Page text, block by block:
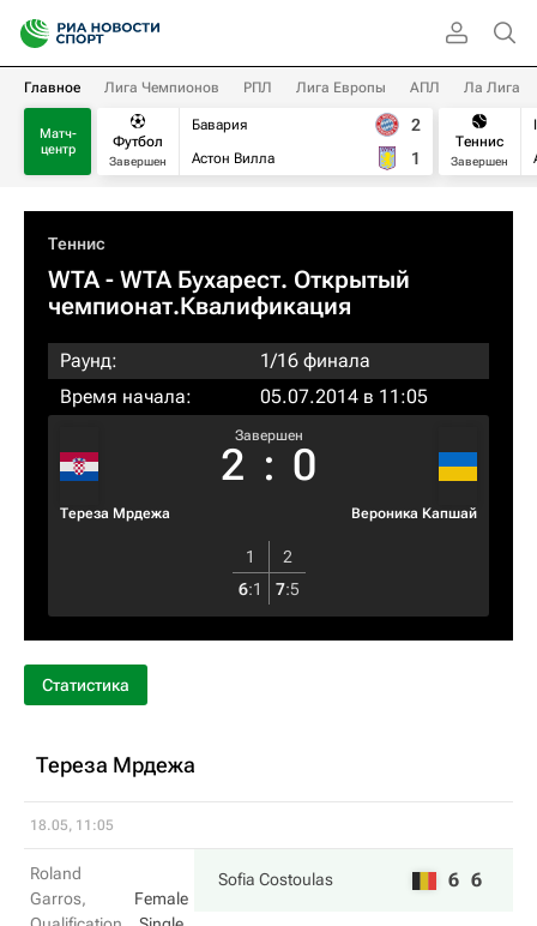
Главное Лига Чемпионов РПЛ Лига Европы АПЛ Ла Лига
Матч-
центр
Футбол
Завершен
Бавария
Астон Вилла
2
1
Теннис
Завершен
Теннис
WTA- WTA Бухарест. Открытый
чемпионат.Квалификация
Раунд:
1/16 финала
Время начала:
05.07.2014 в 11:05
Тереза Мрдежа
Завершен
2 : 0
Вероника Капшай
1
2
6:1 7:5
Статистика
Тереза Мрдежа
18.05, 11:05
Roland
Garros,
Female
Sofia Costoulas 6 6